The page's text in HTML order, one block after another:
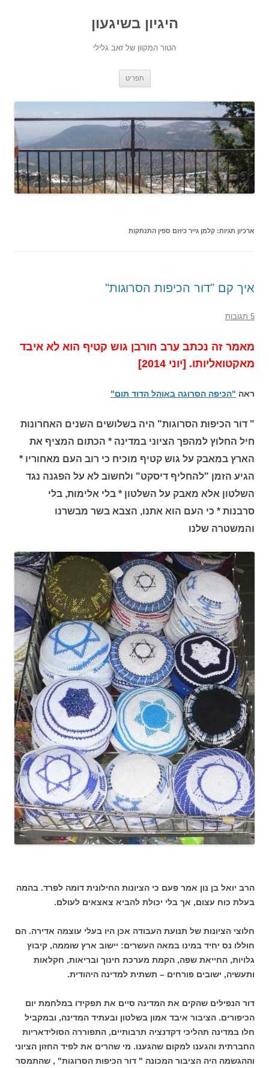
היגיון בשיגעון
הטור המקוון של זאב גלילי
תפריט
ארכיון תגיות: קלמן גייר כיוזם ספין התנתקות
איך קם "דור הכיפות הסרוגות"
5 תגובות
מאמר זה נכתב ערב חורבן גוש קטיף הוא לא איבד
מאקטואליותו. [יוני 2014]
ראה "הכיפה הסרוגה באוהל הדוד תום"
" דור הכיפות הסרוגות" היה בשלושים השנים האחרונות
חיל החלוץ למהפך הציוני במדינה * הכתום המציף את
הארץ במאבק על גוש קטיף מוכיח כי רוב העם מאחוריו *
הגיע הזמן "להחליף דיסקט" ולחשוב לא על הפגנה נגד
השלטון אלא מאבק על השלטון * בלי אלימות, בלי
סרבנות * כי העם הוא אתנו, הצבא בשר מבשרנו
והמשטרה שלנו
הרב יואל בן נון אמר פעם כי הציונות החילונית דומה לפרד. בהמה
בעלת כוח עצום, אך בלי יכולת להביא צאצאים לעולם.
חלוצי הציונות של תנועת העבודה אכן היו בעלי עוצמה אדירה. הם
חוללו נס יחיד במינו במאה העשרים: יישוב ארץ שוממה, קיבוץ
גלויות, החייאת שפה, הקמת מערכת חינוך ובריאות, חקלאות
ותעשיה, ישובים פורחים – תשתית למדינה היהודית.
דור הנפילים שהקים את המדינה סיים את תפקידו במלחמת יום
הכיפורים. הציבור איבד אמון בשלטון ובעתיד המדינה, ובמקביל
חלו במדינה תהליכי דקדנציה תרבותיים, התפוררה הסולידאריות
החברתית והגענו למקום שהגענו. מי שהרים את לפיד החזון הציוני
וההגשמה היה הציבור המכונה " דור הכיפות הסרוגות" , שהתמסר